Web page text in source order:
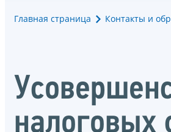
Главная страница Контакты и
налоговых